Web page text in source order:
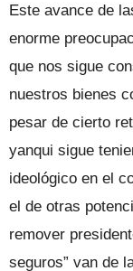
Este avance de
enorme
que nos sigue
nuestros bienes
pesar de cierto
yanqui sigue
ideológico en el
el de otras
remover
seguros” van de